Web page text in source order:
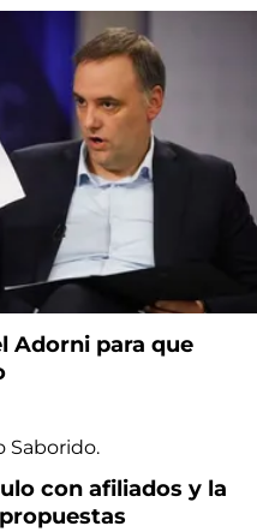
Adorni para que
con afiliados y la